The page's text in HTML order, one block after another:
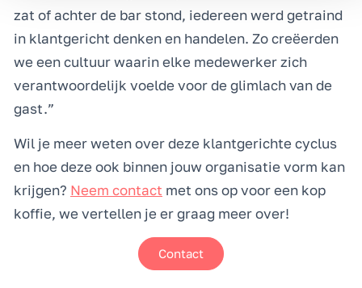
zat of achter de bar stond, iedereen werd getraind
in klantgericht denken en handelen. Zo creëerden
we een cultuur waarin elke medewerker zich
verantwoordelijk voelde voor de glimlach van de
gast.”
Wil je meer weten over deze klantgerichte cyclus
en hoe deze ook binnen jouw organisatie vorm kan
krijgen? Neem contact met ons op voor een kop
koffie, we vertellen je er graag meer over!
Contact